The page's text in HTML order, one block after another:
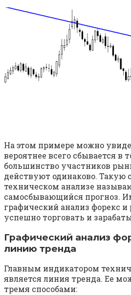
На этом примере можно
вероятнее всего сбывается в
большинство участников
действуют одинаково. Такую
техническом анализе
самосбывающийся прогноз.
графический анализ форекс и
успешно торговать и
Графический анализ
линию тренда
Главным индикатором
является линия тренда. Ее
тремя способами: